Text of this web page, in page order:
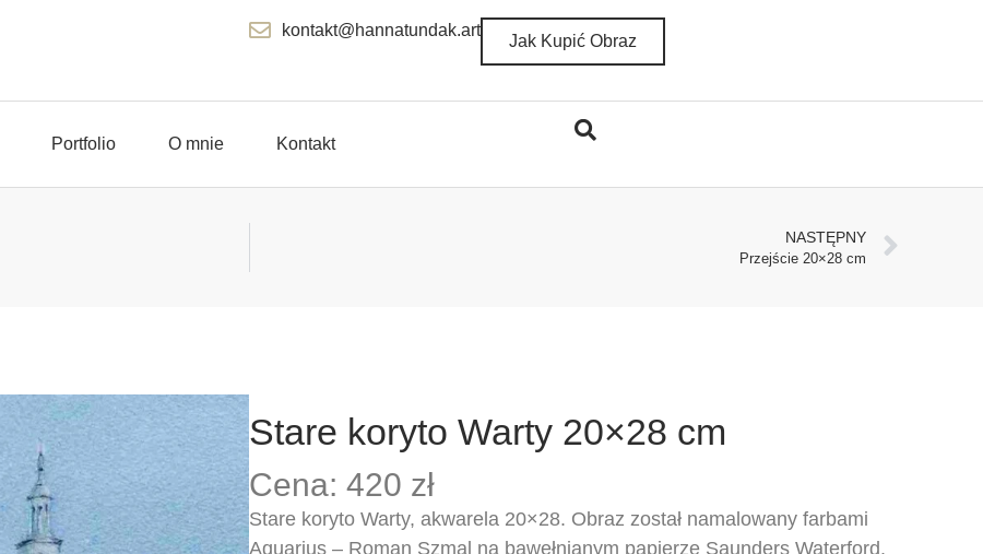
kontakt@hannatundak.art
Jak Kupić Obraz
Portfolio O mnie Kontakt
NASTĘPNY
Przejście 20×28 cm
Stare koryto Warty 20×28 cm
Cena: 420 zł
Stare koryto Warty, akwarela 20×28. Obraz został namalowany farbami
Aquarius – Roman Szmal na bawełnianym papierze Saunders Waterford.